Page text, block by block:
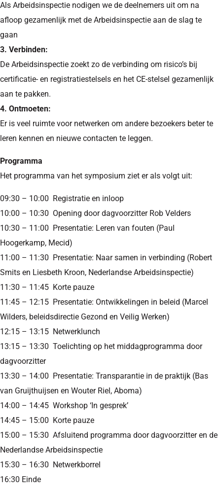
Als Arbeidsinspectie nodigen we de deelnemers uit om na
afloop gezamenlijk met de Arbeidsinspectie aan de slag te
gaan
3. Verbinden:
De Arbeidsinspectie zoekt zo de verbinding om risico’s bij
certificatie- en registratiestelsels en het CE-stelsel gezamenlijk
aan te pakken.
4. Ontmoeten:
Er is veel ruimte voor netwerken om andere bezoekers beter te
leren kennen en nieuwe contacten te leggen.
Programma
Het programma van het symposium ziet er als volgt uit:
09:30 – 10:00 Registratie en inloop
10:00 – 10:30 Opening door dagvoorzitter Rob Velders
10:30 – 11:00 Presentatie: Leren van fouten (Paul
Hoogerkamp, Mecid)
11:00 – 11:30 Presentatie: Naar samen in verbinding (Robert
Smits en Liesbeth Kroon, Nederlandse Arbeidsinspectie)
11:30 – 11:45 Korte pauze
11:45 – 12:15 Presentatie: Ontwikkelingen in beleid (Marcel
Wilders, beleidsdirectie Gezond en Veilig Werken)
12:15 – 13:15 Netwerklunch
13:15 – 13:30 Toelichting op het middagprogramma door
dagvoorzitter
13:30 – 14:00 Presentatie: Transparantie in de praktijk (Bas
van Gruijthuijsen en Wouter Riel, Aboma)
14:00 – 14:45 Workshop ‘In gesprek’
14:45 – 15:00 Korte pauze
15:00 – 15:30 Afsluitend programma door dagvoorzitter en de
Nederlandse Arbeidsinspectie
15:30 – 16:30 Netwerkborrel
16:30 Einde